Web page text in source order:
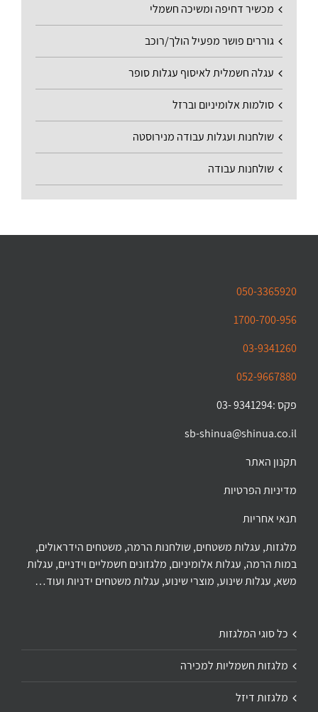
מכשיר דחיפה ומשיכה חשמלי
גוררים פושר מפעיל הולך/רוכב
עגלה חשמלית לאיסוף עגלות סופר
סולמות אלומיניום וברזל
שולחנות ועגלות עבודה מנירוסטה
שולחנות עבודה
050-3365920
1700-700-956
03-9341260
052-9667880
פקס :9341294 -03
sb-shinua@shinua.co.il
תקנון האתר
מדיניות הפרטיות
תנאי אחריות
מלגזות, עגלות משטחים, שולחנות הרמה, משטחים הידראולים,
במות הרמה, עגלות אלומיניום, מלגזונים חשמליים וידניים, עגלות
משא, עגלות שינוע, מוצרי שינוע, עגלות משטחים ידניות ועוד…
כל סוגי המלגזות
מלגזות חשמליות למכירה
מלגזות דיזל